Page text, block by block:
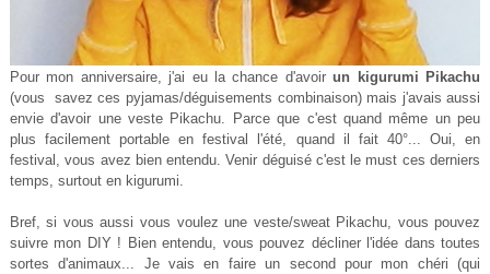
Pour mon anniversaire, j'ai eu la chance d'avoirun kigurumi Pikachu
(vous savez ces pyjamas/déguisements combinaison) mais j'avais aussi
envie d'avoir une veste Pikachu. Parce que c'est quand même un peu
plus facilement portable en festival l'été, quand il fait 40°... Oui, en
festival, vous avez bien entendu. Venir déguisé c'est le must ces derniers
temps, surtout en kigurumi.
Bref, si vous aussi vous voulez une veste/sweat Pikachu, vous pouvez
suivre mon DIY ! Bien entendu, vous pouvez décliner l'idée dans toutes
sortes d'animaux... Je vais en faire un second pour mon chéri (qui